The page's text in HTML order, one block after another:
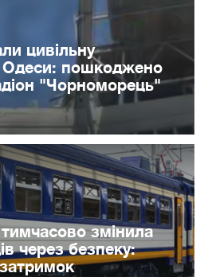
цивільну
Одеси: пошкоджено
"Чорноморець"
змінила
через безпеку: